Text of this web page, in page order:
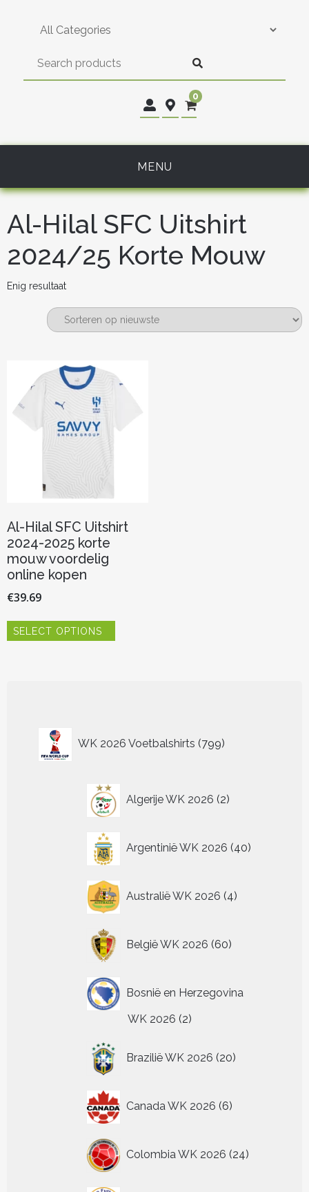
0
MENU
Al-Hilal SFC Uitshirt
2024/25 Korte Mouw
Enig resultaat
Al-Hilal SFC Uitshirt
2024-2025 korte
mouw voordelig
online kopen
€39.69
SELECT OPTIONS
worden
WK 2026 Voetbalshirts 799
producten
Algerije WK 2026 2
producten
Argentinië WK 2026 40
producten
Australië WK 2026 4
producten
België WK 2026 60
producten
Bosnië en Herzegovina
WK 2026 22
Brazilië WK 2026 20
producten
Canada WK 2026 6
producten
Colombia WK 2026 24
producten